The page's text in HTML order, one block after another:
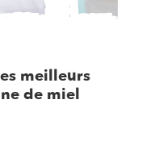
meilleurs
de miel